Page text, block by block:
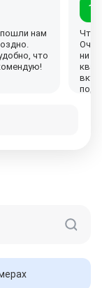
нам
что
10
Что
ни